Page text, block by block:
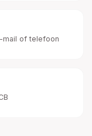
mail of telefoon